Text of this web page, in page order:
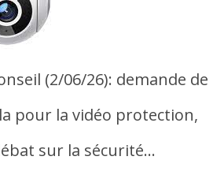
(2/06/26): demande de
pour la vidéo protection,
sur la sécurité…